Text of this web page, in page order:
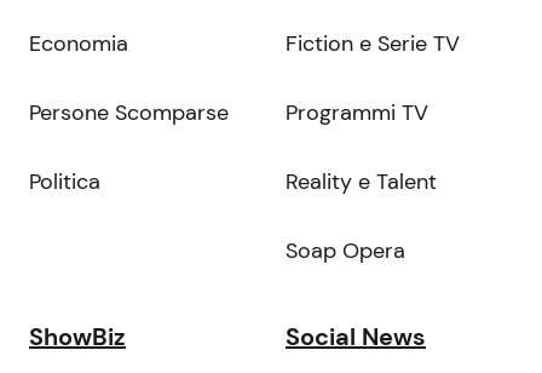
Economia
Persone Scomparse
Politica
Fiction e Serie TV
Programmi TV
Reality e Talent
Soap Opera
ShowBiz Social News